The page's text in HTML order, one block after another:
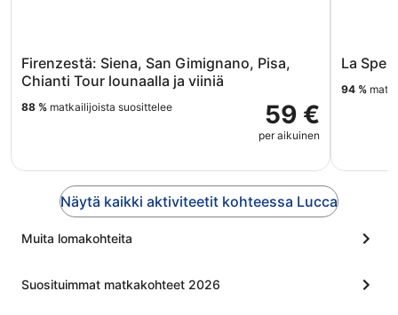
Firenzestä: Siena, San Gimignano, Pisa,
Chianti Tour lounaalla ja viiniä
59 €
per aikuinen
88 % matkailijoista suosittelee
La
94 %
Näytä kaikki aktiviteetit kohteessa Lucca
Muita lomakohteita
Suosituimmat matkakohteet 2026